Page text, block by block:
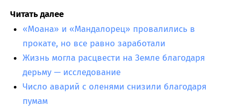
Читать далее
«Моана» и «Мандалорец» провалились в
прокате, но все равно заработали
Жизнь могла расцвести на Земле благодаря
дерьму — исследование
Число аварий с оленями снизили благодаря
пумам